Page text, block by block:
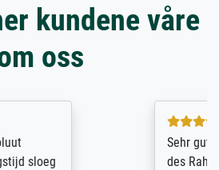
kundene våre
oss
des Leinwanddrucks und
Bild wurde sehr